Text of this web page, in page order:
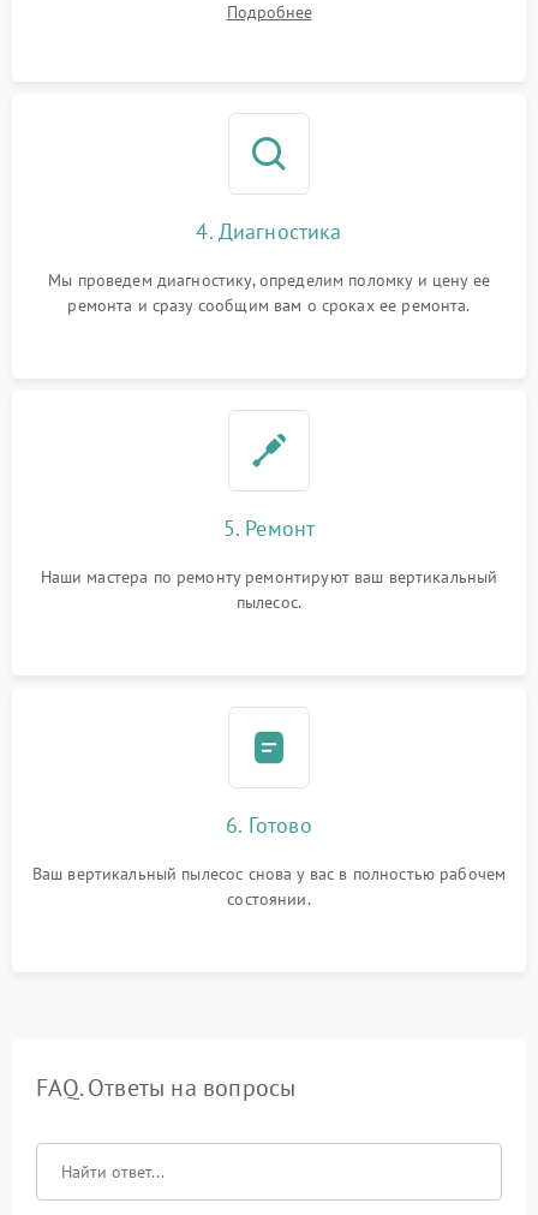
Подробнее
4. Диагностика
Мы проведем диагностику, определим поломку и цену ее
ремонта и сразу сообщим вам о сроках ее ремонта.
5. Ремонт
Наши мастера по ремонту ремонтируют ваш вертикальный
пылесос.
6. Готово
Ваш вертикальный пылесос снова у вас в полностью рабочем
состоянии.
FAQ. Ответы на вопросы